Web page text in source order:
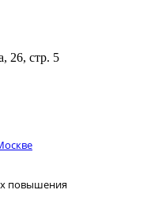
26, стр. 5
повышения